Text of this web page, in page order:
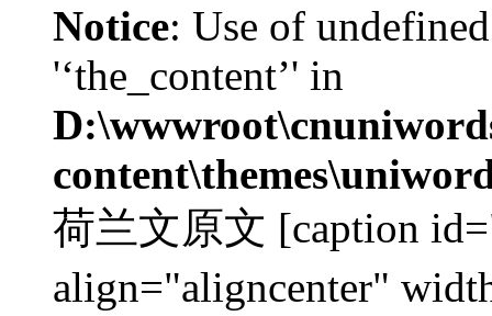
Notice: Use of
'‘the_content’' in
荷兰文原文 [caption
align="aligncenter"